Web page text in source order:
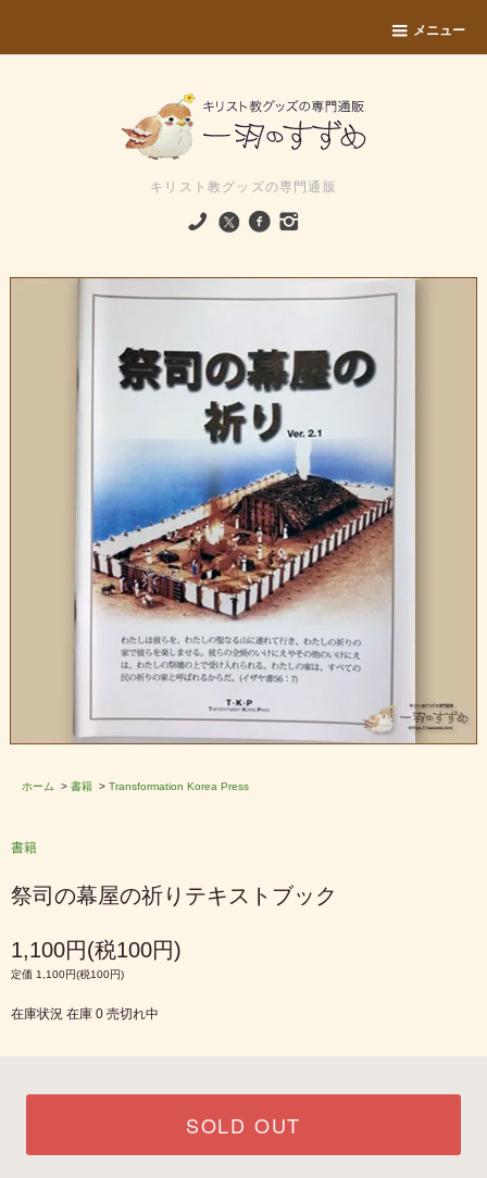
メニュー
キリスト教グッズの専門通販
ホーム > 書籍 > Transformation Korea Press
書籍
祭司の幕屋の祈りテキストブック
1,100円(税100円)
定価 1,100円(税100円)
在庫状況 在庫 0 売切れ中
SOLD OUT